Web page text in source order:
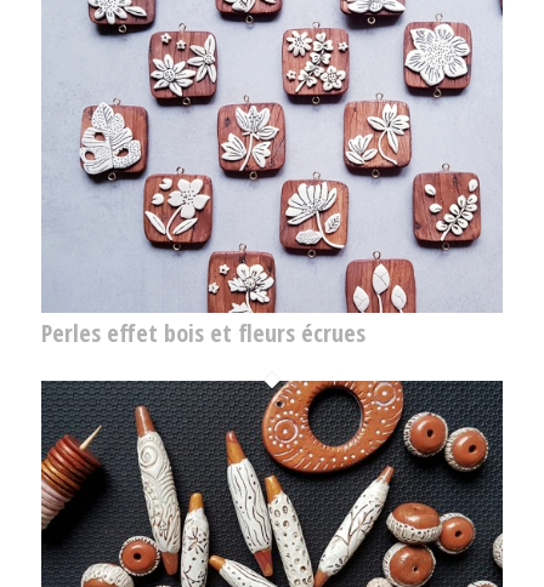
Perles effet bois et fleurs écrues